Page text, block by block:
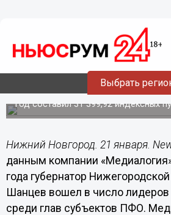
Выбрать
Валерий Шанцев вошел в
лидеров медиарейтинга
субъектов ПФО по
Медиалогия
МедиаИндекс губернатора
год составил 31 399,92 индексных
Нижний Новгород. 21 января.
данным компании
года губернатор
Шанцев вошел в число лидеров
среди глав субъектов ПФО.